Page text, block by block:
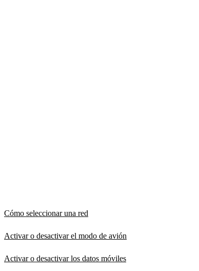
Cómo seleccionar una red
Activar o desactivar el modo de avión
Activar o desactivar los datos móviles